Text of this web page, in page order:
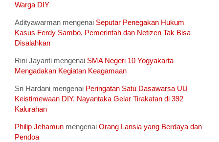
Warga DIY
Adityawarman mengenai Seputar Penegakan Hukum
Kasus Ferdy Sambo, Pemerintah dan Netizen Tak Bisa
Disalahkan
Rini Jayanti mengenai SMA Negeri 10 Yogyakarta
Mengadakan Kegiatan Keagamaan
Sri Hardani mengenai Peringatan Satu Dasawarsa UU
Keistimewaan DIY, Nayantaka Gelar Tirakatan di 392
Kalurahan
Philip Jehamun mengenai Orang Lansia yang Berdaya dan
Pendoa